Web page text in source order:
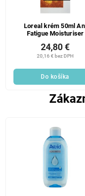
Loreal krém 50ml
Fatigue Moisturiser
20,16 € bez DPH
24,80 €
Do košíka